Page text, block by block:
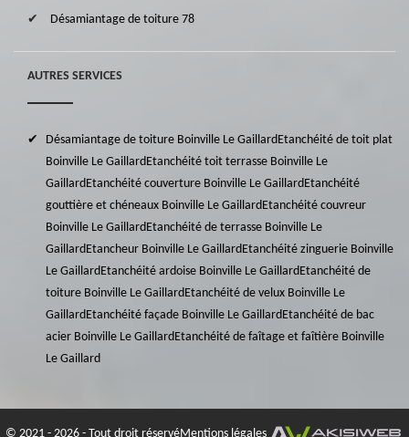
Désamiantage de toiture 78
AUTRES SERVICES
Désamiantage de toiture Boinville Le GaillardEtanchéité de toit plat
Boinville Le GaillardEtanchéité toit terrasse Boinville Le
GaillardEtanchéité couverture Boinville Le GaillardEtanchéité
gouttière et chéneaux Boinville Le GaillardEtanchéité couvreur
Boinville Le GaillardEtanchéité de terrasse Boinville Le
GaillardEtancheur Boinville Le GaillardEtanchéité zinguerie Boinville
Le GaillardEtanchéité ardoise Boinville Le GaillardEtanchéité de
toiture Boinville Le GaillardEtanchéité de velux Boinville Le
GaillardEtanchéité façade Boinville Le GaillardEtanchéité de bac
acier Boinville Le GaillardEtanchéité de faîtage et faîtière Boinville
Le Gaillard
© 2021 - 2026 - Tout droit réservéMentions légales